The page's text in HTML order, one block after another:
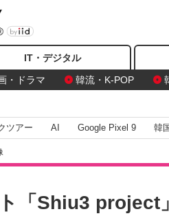
IT・デジタル
・ドラマ
韓流・K-POP
ツアー AI Google Pixel 9 韓
「Shiu3 project